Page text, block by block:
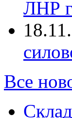
ЛНР
Все
Склад